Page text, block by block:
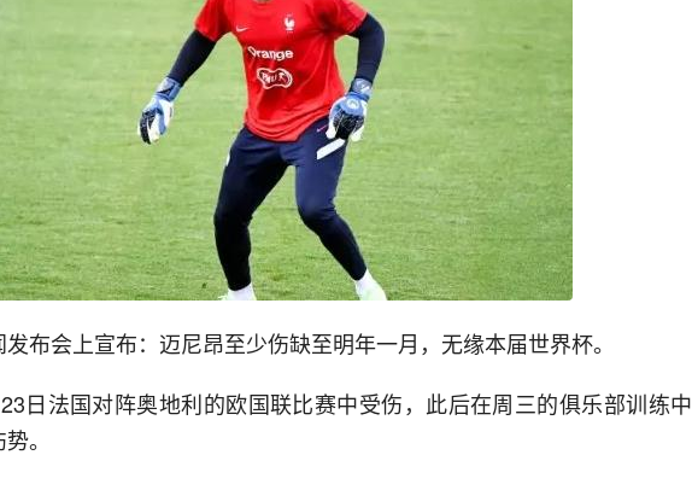
布会上宣布：迈尼昂至少伤缺至明年一月，无缘本届世界杯。
日法国对阵奥地利的欧国联比赛中受伤，此后在周三的俱乐部训练中
。